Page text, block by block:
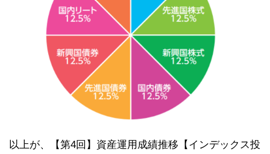
以上が、【第4回】資産運用成績推移【インデックス投